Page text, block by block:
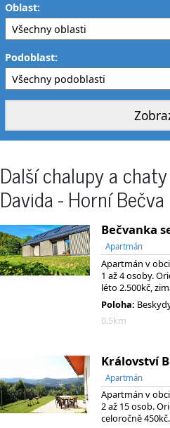
Oblast:
Podoblast:
Další chalupy a
Davida - Horní Bečva
Bečvanka
Apartmán
Apartmán v
1 až 4 osoby.
léto 2.500kč,
Poloha:
0.5km
Království
Apartmán
Apartmán v
2 až 15 osob.
celoročně 450kč.